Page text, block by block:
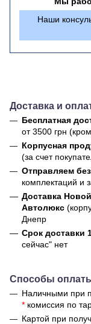
Наши
Доставка и
Бесплатная
от 3500 грн
Корпусная
(за счет
Отправляем
комплектаций и
Доставка
Автолюкс
Днепр
Срок доставки
сейчас" нет
Способы
Наличными при
* комиссия по
Картой при